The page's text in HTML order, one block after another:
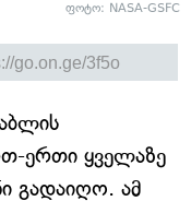
ფოტო: NASA-GSFC
ერთი ყველაზე
გადაიღო. ამ